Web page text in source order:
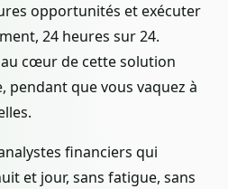
opportunités et exécuter
24 heures sur 24.
cœur de cette solution
pendant que vous vaquez à
financiers qui
et jour, sans fatigue, sans